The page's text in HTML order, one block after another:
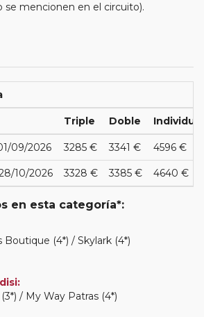
se mencionen en el circuito).
Triple Doble Individual
09/2026 3285 € 3341 € 4596 €
10/2026 3328 € 3385 € 4640 €
en esta categoría*:
Boutique (4*) / Skylark (4*)
/ My Way Patras (4*)